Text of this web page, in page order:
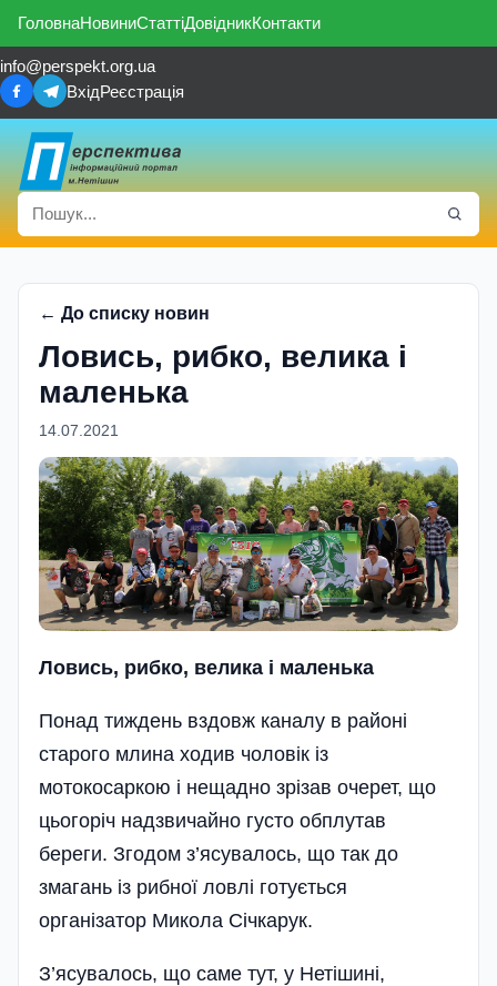
ГоловнаНовиниСтаттіДовідникКонтакти
info@perspekt.org.ua
ВхідРеєстрація
← До списку новин
Ловись, рибко, велика і
маленька
14.07.2021
Ловись, рибко, велика і маленька
Понад тиждень вздовж ка­налу в районі
старого млина ходив чоловік із
мотокосаркою і нещадно зрізав очерет, що
цьогоріч надзвичайно густо обплутав
береги. Згодом з’ясувалось, що так до
змагань із рибної ловлі готується
організатор Микола Січкарук.
З’ясувалось, що саме тут, у Нетішині,